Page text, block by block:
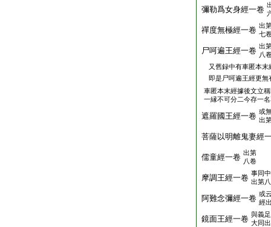
彌勒爲女身經一卷
禪度無極經一卷 出
七
尸呵遍王經一卷 出
八
又舊録中有車匿本
即是尸呵遍王經更無
車匿本末經據後文立
一縁不可分二今存一
遮羅國王經一卷 或
出
菩薩以明離鬼妻經
儒童經一卷 出第
八卷
摩調王經一卷 事同
出第
阿難念彌經一卷 或
經
鏡面王經一卷 與義
大同